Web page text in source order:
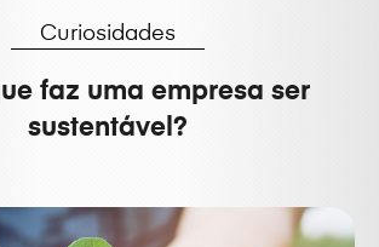
Curiosidades
faz uma empresa ser
sustentável?